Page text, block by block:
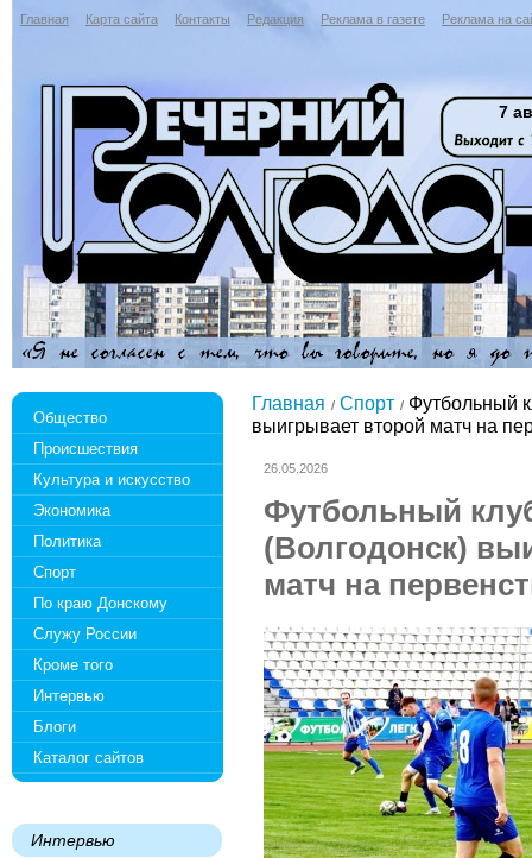
Главная Карта сайта Контакты Редакция Реклама в газете Реклама на
7
Общество
Происшествия
Культура и искусство
Экономика
Политика
Спорт
По краю Донскому
Служу России
Кроме того
Интервью
Блоги
Каталог сайтов
Интервью
Главная Спорт
Футбольный
выигрывает второй матч на
26.05.2026
Футбольный
(Волгодонск)
матч на